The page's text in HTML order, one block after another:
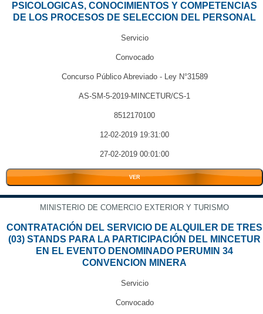
PSICOLOGICAS, CONOCIMIENTOS Y COMPETENCIAS
DE LOS PROCESOS DE SELECCION DEL PERSONAL
Servicio
Convocado
Concurso Público Abreviado - Ley N°31589
AS-SM-5-2019-MINCETUR/CS-1
8512170100
12-02-2019 19:31:00
27-02-2019 00:01:00
VER
MINISTERIO DE COMERCIO EXTERIOR Y TURISMO
CONTRATACIÓN DEL SERVICIO DE ALQUILER DE TRES
(03) STANDS PARA LA PARTICIPACIÓN DEL MINCETUR
EN EL EVENTO DENOMINADO PERUMIN 34
CONVENCION MINERA
Servicio
Convocado